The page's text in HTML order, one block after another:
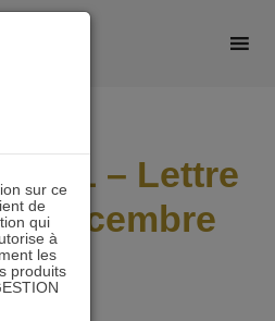
21 – Lettre
Décembre
sur ce
de
qui
à
les
produits